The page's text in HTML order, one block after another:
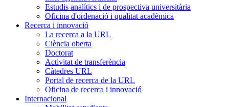
Estudis analítics i de prospectiva universitària
Oficina d'ordenació i qualitat acadèmica
Recerca i innovació
La recerca a la URL
Ciència oberta
Doctorat
Activitat de transferència
Càtedres URL
Portal de recerca de la URL
Oficina de recerca i innovació
Internacional